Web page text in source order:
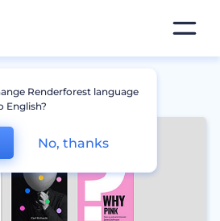
Renderforest language
English?
No, thanks